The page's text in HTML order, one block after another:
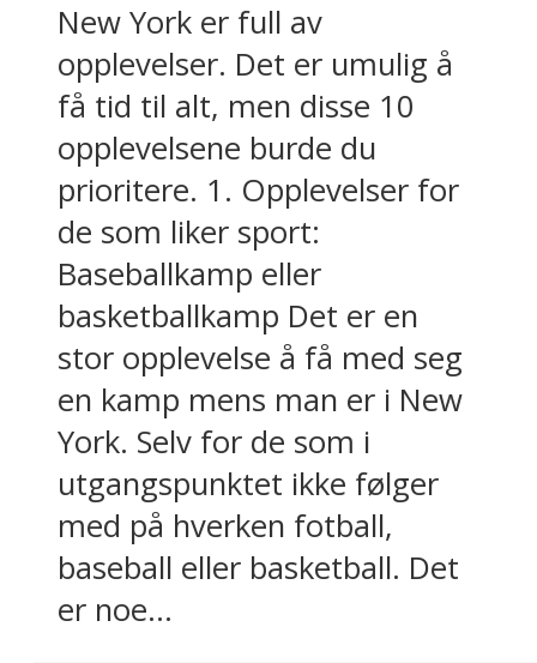
New York er full av
opplevelser. Det er umulig å
få tid til alt, men disse 10
opplevelsene burde du
prioritere. 1. Opplevelser for
de som liker sport:
Baseballkamp eller
basketballkamp Det er en
stor opplevelse å få med seg
en kamp mens man er i New
York. Selv for de som i
utgangspunktet ikke følger
med på hverken fotball,
baseball eller basketball. Det
er noe...